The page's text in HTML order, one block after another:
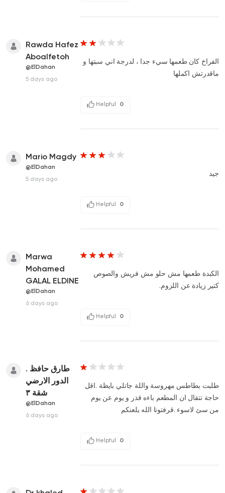
Rawda Hafez
Aboalfetoh
@ElDahan
5 days ago
الفراخ كان طعمها سيء جدا ، لدرجة اني سبتها و
ماقدرتش اكملها
Helpful 0
Mario Magdy
@ElDahan
5 days ago
جيد
Helpful 0
Marwa
Mohamed
GALAL ELDINE
@ElDahan
6 days ago
الكبدة طعمها مش حلو مش فريش والصوص
كتير زيادة عن اللزوم.
Helpful 0
طارق حافظ .
الدور الارضي
شقة ٣
@ElDahan
6 days ago
طلبت بطاطس مهروسة واللة جاتلي بايظة .اقل
حاجة تتقال ان المطعم باءه قذر و يوم عن يوم
من سئ لاسوء .قرفتونا الله يلعنكم
Helpful 0